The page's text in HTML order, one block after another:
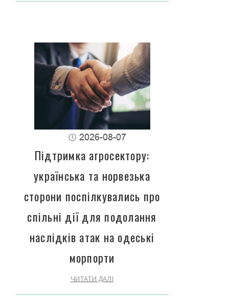
2026-08-07
Підтримка агросектору:
українська та норвезька
сторони поспілкувались про
спільні дії для подолання
наслідків атак на одеські
морпорти
ЧИТАТИ ДАЛІ